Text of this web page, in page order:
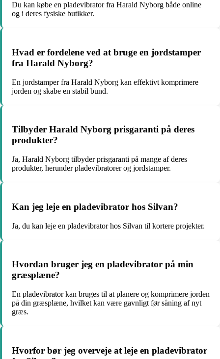
Du kan købe en pladevibrator fra Harald Nyborg både online
og i deres fysiske butikker.
Hvad er fordelene ved at bruge en jordstamper
fra Harald Nyborg?
En jordstamper fra Harald Nyborg kan effektivt komprimere
jorden og skabe en stabil bund.
Tilbyder Harald Nyborg prisgaranti på deres
produkter?
Ja, Harald Nyborg tilbyder prisgaranti på mange af deres
produkter, herunder pladevibratorer og jordstamper.
Kan jeg leje en pladevibrator hos Silvan?
Ja, du kan leje en pladevibrator hos Silvan til kortere projekter.
Hvordan bruger jeg en pladevibrator på min
græsplæne?
En pladevibrator kan bruges til at planere og komprimere jorden
på din græsplæne, hvilket kan være gavnligt før såning af nyt
græs.
Hvorfor bør jeg overveje at leje en pladevibrator